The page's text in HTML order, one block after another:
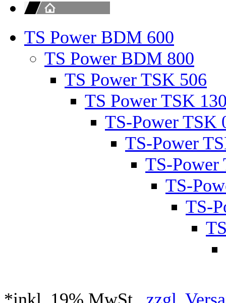
TS Power BDM 600
TS Power BDM 800
TS Power TSK 506
TS Power TSK
TS-Power TSK
TS-Power
TS-Power
TS-
TS-